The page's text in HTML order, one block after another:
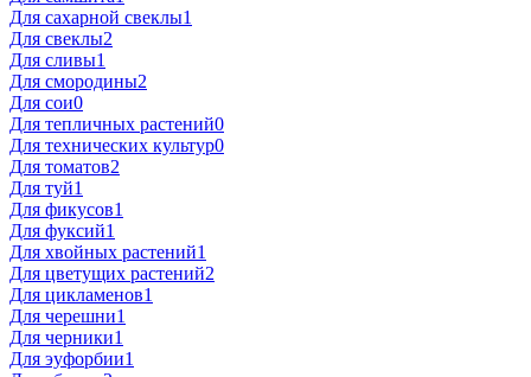
Для сахарной свеклы1
Для свеклы2
Для сливы1
Для смородины2
Для сои0
Для тепличных растений0
Для технических культур0
Для томатов2
Для туй1
Для фикусов1
Для фуксий1
Для хвойных растений1
Для цветущих растений2
Для цикламенов1
Для черешни1
Для черники1
Для эуфорбии1